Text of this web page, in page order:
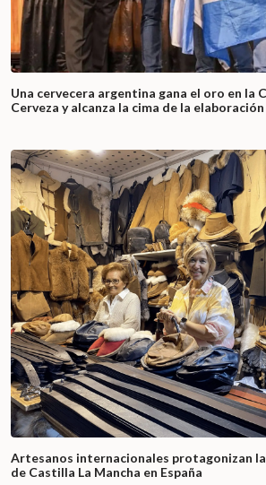
Una cervecera argentina gana el oro en la
Cerveza y alcanza la cima de la
Artesanos internacionales protagonizan
de Castilla La Mancha en España